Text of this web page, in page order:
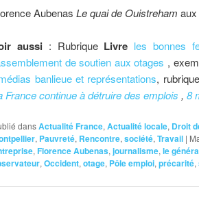
Aubenas Le quai de Ouistreham aux
aussi: Rubrique Livre les bonnes
de soutien aux otages ,
banlieue et représentations, rubrique
France continue à détruire des emplois , 8
dansActualité France,Actualité locale, Droit
, Pauvreté, Rencontre,société,Travail |
,Florence Aubenas,journalisme,le
,Occident,otage, Pôle emploi,précarité,